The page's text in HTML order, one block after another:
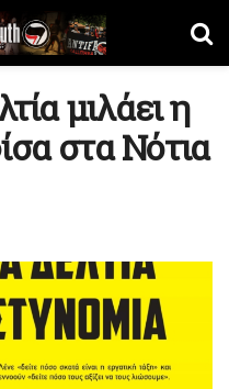
μιλάει η
στα Νότια